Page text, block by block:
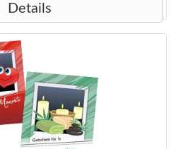
Details